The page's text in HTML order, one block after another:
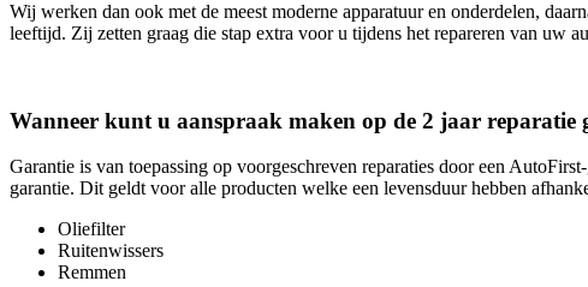
Wij werken dan ook met de meest moderne apparatuur en onderdelen,
leeftijd. Zij zetten graag die stap extra voor u tijdens het repareren van uw
Wanneer kunt u aanspraak maken op de 2 jaar reparatie
Garantie is van toepassing op voorgeschreven reparaties door een
garantie. Dit geldt voor alle producten welke een levensduur hebben
Oliefilter
Ruitenwissers
Remmen